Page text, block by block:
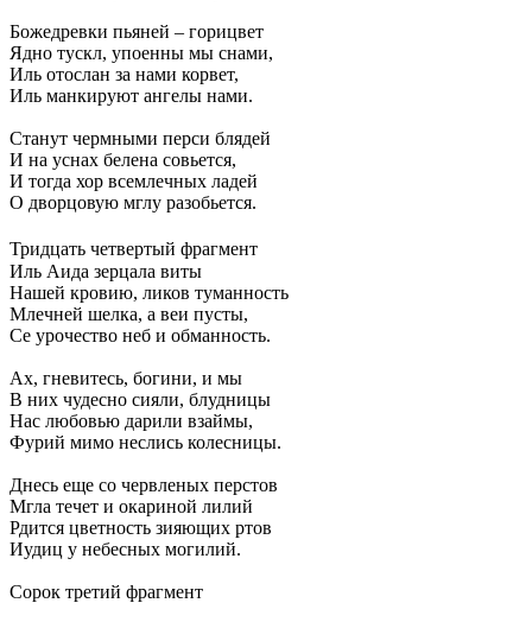
Божедревки пьяней – горицвет
Ядно тускл, упоенны мы снами,
Иль отослан за нами корвет,
Иль манкируют ангелы нами.
Станут чермными перси блядей
И на уснах белена совьется,
И тогда хор всемлечных ладей
О дворцовую мглу разобьется.
Тридцать четвертый фрагмент
Иль Аида зерцала виты
Нашей кровию, ликов туманность
Млечней шелка, а веи пусты,
Се урочество неб и обманность.
Ах, гневитесь, богини, и мы
В них чудесно сияли, блудницы
Нас любовью дарили взаймы,
Фурий мимо неслись колесницы.
Днесь еще со червленых перстов
Мгла течет и окариной лилий
Рдится цветность зияющих ртов
Иудиц у небесных могилий.
Сорок третий фрагмент